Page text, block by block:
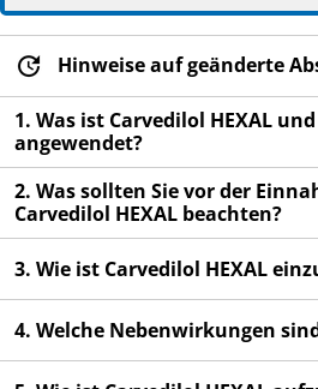
Dieses Arzneimittel wurde
verschrieben. Geben Sie
Es kann anderen
diese die gleichen
Wenn Sie Nebenwirkungen
sich an Ihren Arzt,
medizinische Fachpersonal.
Packungsbeilage
4.
Hinweise auf geänderte
1. Was ist Carvedilol HEXAL
angewendet?
2. Was sollten Sie vor der
Carvedilol HEXAL beachten?
3. Wie ist Carvedilol HEXAL
4. Welche Nebenwirkungen